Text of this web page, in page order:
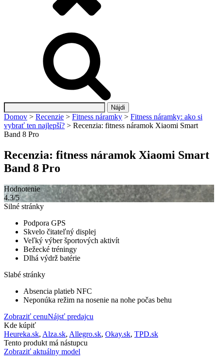
Hľadať:
Domov > Recenzie > Fitness náramky > Fitness náramky: ako si
vybrať ten najlepší? > Recenzia: fitness náramok Xiaomi Smart
Band 8 Pro
Recenzia: fitness náramok Xiaomi Smart
Band 8 Pro
Hodnotenie
4.3/5
Silné stránky
Podpora GPS
Skvelo čitateľný displej
Veľký výber športových aktivít
Bežecké tréningy
Dlhá výdrž batérie
Slabé stránky
Absencia platieb NFC
Neponúka režim na nosenie na nohe počas behu
Zobraziť cenuNájsť predajcu
Kde kúpiť
Heureka.sk, Alza.sk, Allegro.sk, Okay.sk, TPD.sk
Tento produkt má nástupcu
Zobraziť aktuálny model